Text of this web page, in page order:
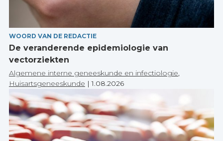
WOORD VAN DE REDACTIE
De veranderende epidemiologie van
vectorziekten
Algemene interne geneeskunde en infectiologie,
Huisartsgeneeskunde |1.08.2026